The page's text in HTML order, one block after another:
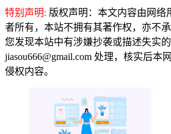
特别声明: 版权声明：本文内容由网络
者所有，本站不拥有其著作权，亦不
您发现本站中有涉嫌抄袭或描述失实
jiasou666@gmail.com 处理，核实后本
侵权内容。